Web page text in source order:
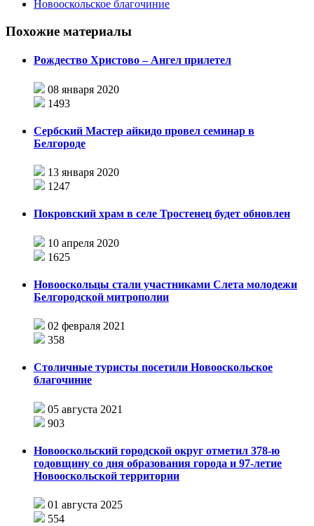
Новооскольское благочиние
Похожие материалы
Рождество Христово – Ангел прилетел
08 января 2020
1493
Сербский Мастер айкидо провел семинар в
Белгороде
13 января 2020
1247
Покровский храм в селе Тростенец будет обновлен
10 апреля 2020
1625
Новооскольцы стали участниками Слета молодежи
Белгородской митрополии
02 февраля 2021
358
Столичные туристы посетили Новооскольское
благочиние
05 августа 2021
903
Новооскольский городской округ отметил 378-ю
годовщину со дня образования города и 97-летие
Новооскольской территории
01 августа 2025
554